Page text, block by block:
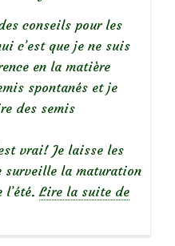
conseils pour les
c’est que je ne suis
en la matière
spontanés et je
des semis
vrai! Je laisse les
surveille la maturation
Lire la suite deà